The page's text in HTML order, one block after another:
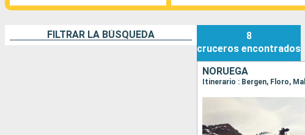
FILTRAR LA BÚSQUEDA
8
cruceros encontrados
NORUEGA